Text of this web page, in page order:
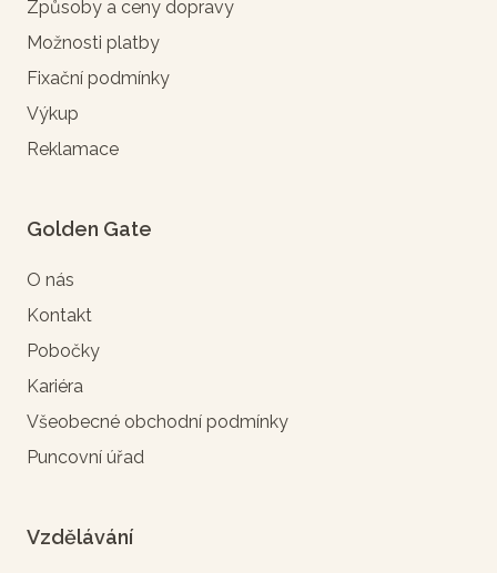
Způsoby a ceny dopravy
Možnosti platby
Fixační podmínky
Výkup
Reklamace
Golden Gate
O nás
Kontakt
Pobočky
Kariéra
Všeobecné obchodní podmínky
Puncovní úřad
Vzdělávání